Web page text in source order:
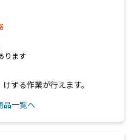
ります
ずる作業が行えます。
品一覧へ